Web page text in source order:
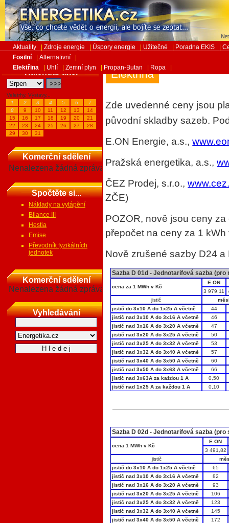
Aktuality Zdroje energie Úspory energie Užitečné Poradna EKIS
Fosilní
Alternativní
Elektřina
Uhlí Zemní plyn Propan-Butan Ropa
Kalendář akcí
Veletrhy, Výstavy...
1
2 3 4 5 6
7
8
9 10 11 12 13
14
15
16 17 18 19 20
21
22
23 24 25 26 27
28
29
30 31
Komerční sdělení
Nenalezena žádná zpráva
Spočtěte si...
Náklady na vytápění
Bilance III
Hestia
Emise
Převodník fyzikálních
jednotek
Komerční sdělení
Nenalezena žádná zpráva
Vyhledávání
Elektřina
Zde uvedenné ceny jsou
původní skladby sazeb.
E.ON Energie, a.s.,
Pražská energetika, a.s.,
ČEZ Prodej, s.r.o.,
ZČE)
POZOR, nově jsou ceny
přepočet na ceny za 1
Nově zrušené sazby D24
Sazba D 01d - Jednotarifová sazba (pro
cena za 1 MWh v Kč
E.ON
3 979,11
jistič
jistič do 3x10 A do 1x25 A včetně
44
jistič nad 3x10 A do 3x16 A včetně
46
jistič nad 3x16 A do 3x20 A včetně
47
jistič nad 3x20 A do 3x25 A včetně
50
jistič nad 3x25 A do 3x32 A včetně
53
jistič nad 3x32 A do 3x40 A včetně
57
jistič nad 3x40 A do 3x50 A včetně
60
jistič nad 3x50 A do 3x63 A včetně
66
jistič nad 3x63A za každou 1 A
0,50
jistič nad 1x25 A za každou 1 A
0,10
Sazba D 02d - Jednotarifová sazba
cena 1 MWh v Kč
E.ON
3 491,82
jistič
jistič do 3x10 A do 1x25 A včetně
65
jistič nad 3x10 A do 3x16 A včetně
82
jistič nad 3x16 A do 3x20 A včetně
93
jistič nad 3x20 A do 3x25 A včetně
106
jistič nad 3x25 A do 3x32 A včetně
123
jistič nad 3x32 A do 3x40 A včetně
145
jistič nad 3x40 A do 3x50 A včetně
172